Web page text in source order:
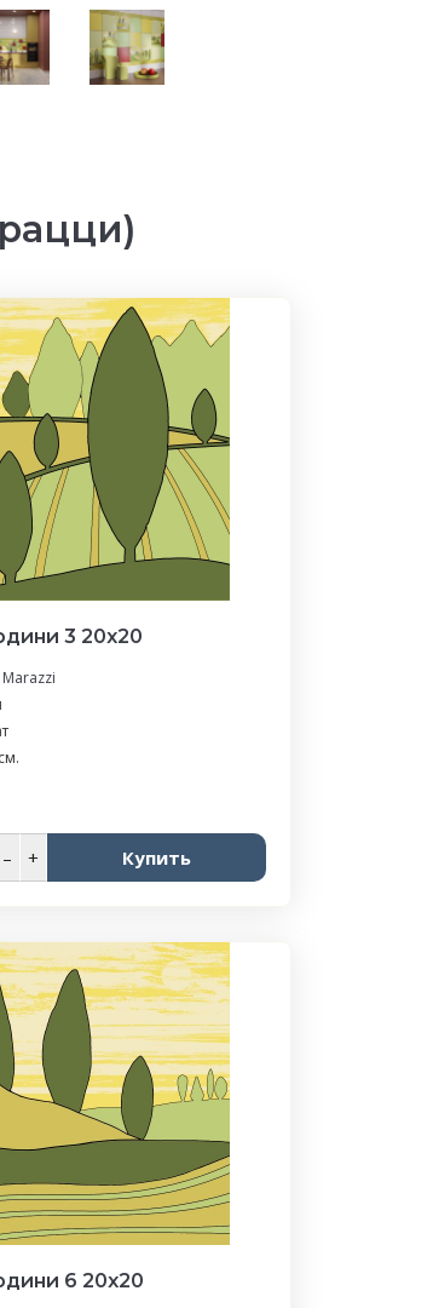
3 20x20
– + Купить
6 20x20